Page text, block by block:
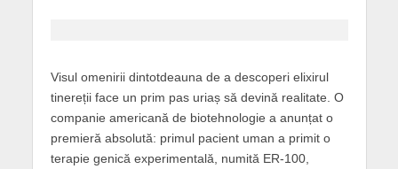
Visul omenirii dintotdeauna de a descoperi elixirul
tinereții face un prim pas uriaș să devină realitate. O
companie americană de biotehnologie a anunțat o
premieră absolută: primul pacient uman a primit o
terapie genică experimentală, numită ER-100,